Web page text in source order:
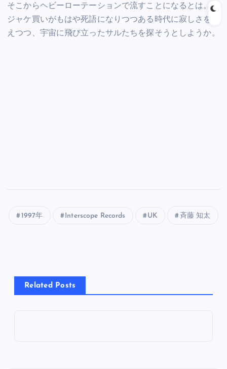
そこからヘビーローテーションで流すことになるとは。
ジャケ買いがもはや死語になりつつある時代に寂しさを覚
えつつ、宇宙に飛び立ったサルたちを探そうとしようか。
1997年 Interscope Records UK 斉藤 知太
Related Posts